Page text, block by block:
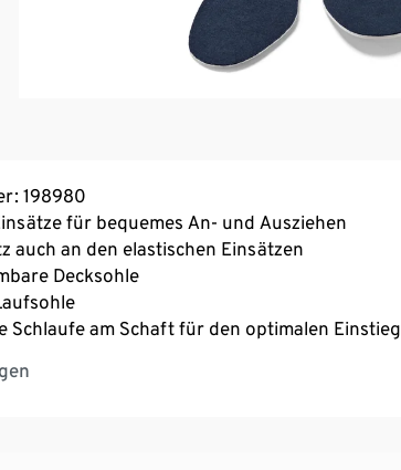
198980
für bequemes An- und Ausziehen
auch an den elastischen Einsätzen
Decksohle
Schlaufe am Schaft für den optimalen Einstieg
Textilfutter